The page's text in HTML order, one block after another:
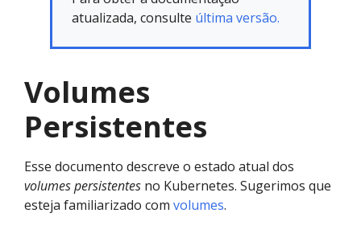
atualizada, consulte última versão.
Volumes
Persistentes
Esse documento descreve o estado atual dos
volumes persistentes no Kubernetes. Sugerimos que
esteja familiarizado com volumes.